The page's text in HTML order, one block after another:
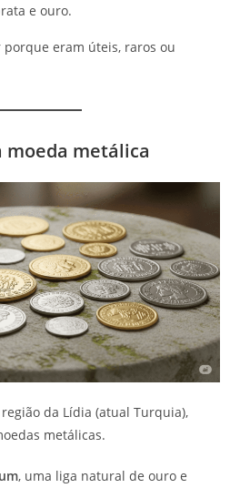
e ouro.
eram úteis, raros ou
moeda metálica
da Lídia (atual Turquia),
metálicas.
, uma liga natural de ouro e